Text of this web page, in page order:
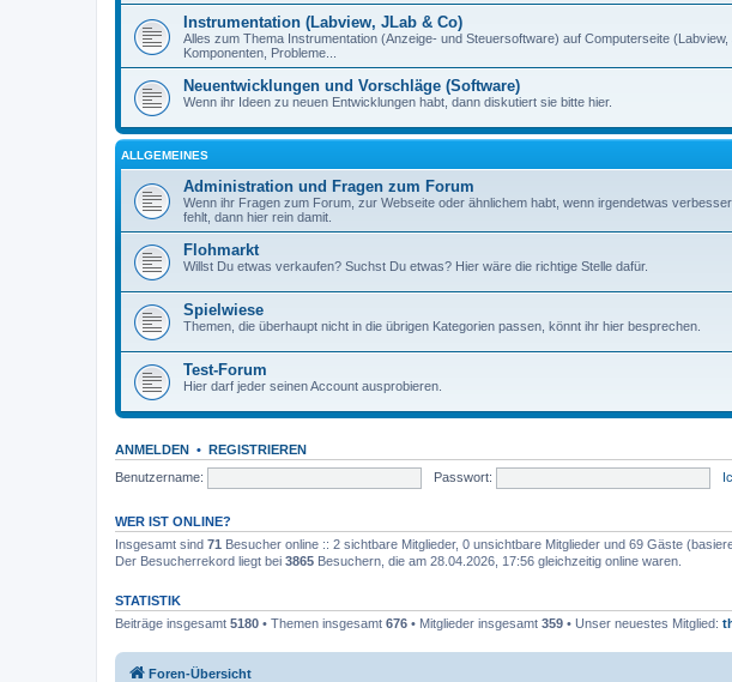
Instrumentation (Labview, JLab & Co)
Alles zum Thema Instrumentation (Anzeige- und Steuersoftware) auf Computerseite
Komponenten, Probleme...
Neuentwicklungen und Vorschläge (Software)
Wenn ihr Ideen zu neuen Entwicklungen habt, dann diskutiert sie bitte hier.
ALLGEMEINES
Administration und Fragen zum Forum
Wenn ihr Fragen zum Forum, zur Webseite oder ähnlichem habt, wenn irgendetwas
fehlt, dann hier rein damit.
Flohmarkt
Willst Du etwas verkaufen? Suchst Du etwas? Hier wäre die richtige Stelle dafür.
Spielwiese
Themen, die überhaupt nicht in die übrigen Kategorien passen, könnt ihr hier besprechen.
Test-Forum
Hier darf jeder seinen Account ausprobieren.
ANMELDEN • REGISTRIEREN
Benutzername:
Passwort:
WER IST ONLINE?
Insgesamt sind 71 Besucher online :: 2 sichtbare Mitglieder, 0 unsichtbare Mitglieder und 69 Gäste
Der Besucherrekord liegt bei 3865 Besuchern, die am 28.04.2026, 17:56 gleichzeitig online waren.
STATISTIK
Beiträge insgesamt 5180 • Themen insgesamt 676 • Mitglieder insgesamt 359 • Unser neuestes Mitglied:
Foren-Übersicht